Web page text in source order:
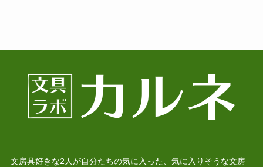
文房具好きな2人が自分たちの気に入った、気に入りそうな文房